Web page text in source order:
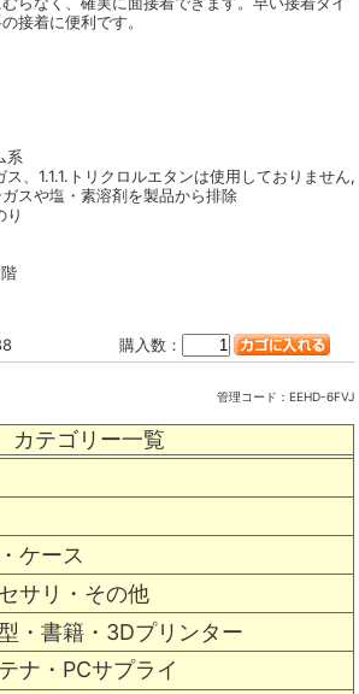
カテゴリー一覧
ケース
サリ・その他
・書籍・3Dプリンター
ナ・PCサプライ
接着に便利です。
系
ス、1.1.1.トリクロルエタンは使用しておりません,
スや塩・素溶剤を製品から排除
り
購入数：
管理コード： EEHD-6FVJ